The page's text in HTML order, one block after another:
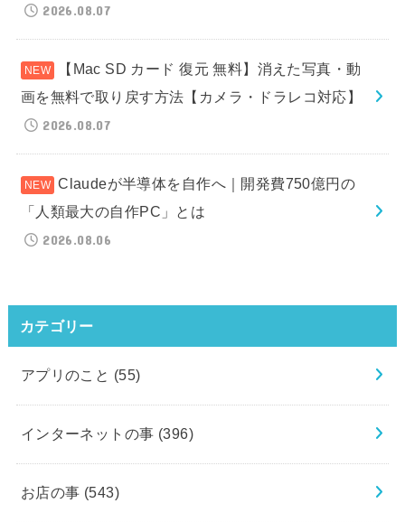
2026.08.07
【Mac SD カード 復元 無料】消えた写真・動
画を無料で取り戻す方法【カメラ・ドラレコ対応】
2026.08.07
Claudeが半導体を自作へ｜開発費750億円の
「人類最大の自作PC」とは
2026.08.06
カテゴリー
アプリのこと (55)
インターネットの事 (396)
お店の事 (543)